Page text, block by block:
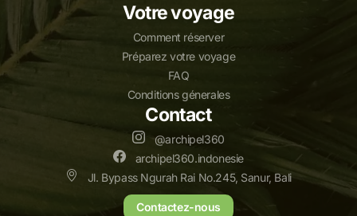
Votre voyage
Comment réserver
Préparez votre voyage
FAQ
Conditions génerales
Contact
@archipel360
archipel360.indonesie
Jl. Bypass Ngurah Rai No.245, Sanur, Bali
Contactez-nous